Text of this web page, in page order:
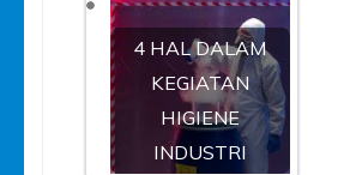
4 HAL DALAM
KEGIATAN
HIGIENE
INDUSTRI